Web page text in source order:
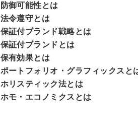
防御可能性とは
法令遵守とは
保証付ブランド戦略とは
保証付ブランド とは
保有効果とは
ポートフォリオ・グラフィックス と
ホリスティック法とは
ホモ・エコノミクス とは